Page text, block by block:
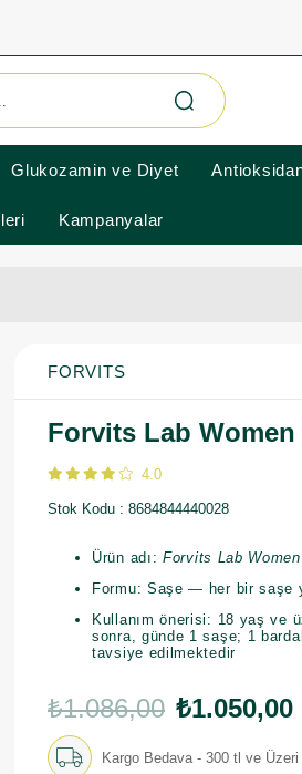
Glukozamin ve Diyet
Kampanyalar
FORVITS
Forvits Lab Women
4.0
Stok Kodu 8684844440028
Ürün adı: Forvits Lab Women
Formu: Saşe — her bir saşe
Kullanım önerisi: 18 yaş ve
sonra, günde 1 saşe; 1
tavsiye edilmektedir
₺1.086,00 ₺1.050,00
Kargo Bedava - 300 tl ve